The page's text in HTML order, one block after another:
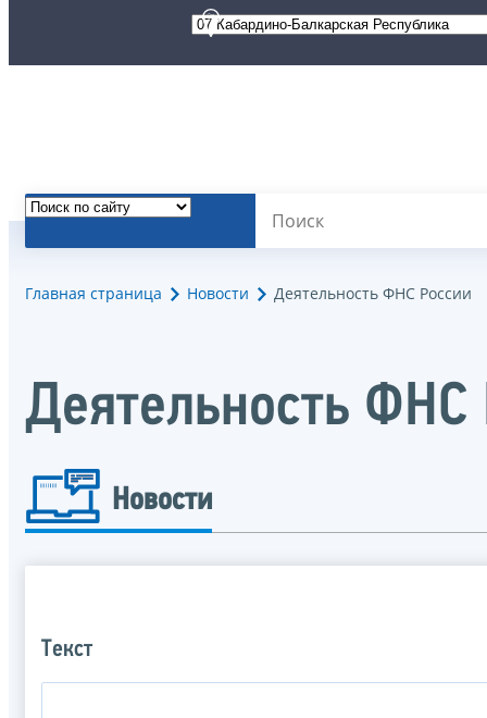
Главная страница Новости Деятельность ФНС России
Деятельность ФНС
Новости
Текст